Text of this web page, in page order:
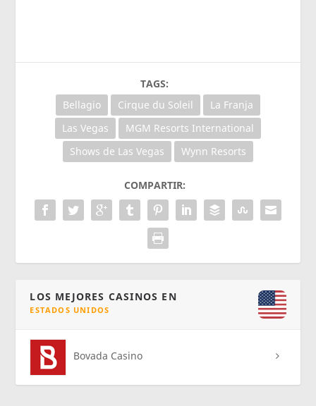
TAGS:
Bellagio
Cirque du Soleil
La Franja
Las Vegas
MGM Resorts International
Shows de Las Vegas
Wynn Resorts
COMPARTIR:
LOS MEJORES CASINOS EN
ESTADOS UNIDOS
Bovada Casino